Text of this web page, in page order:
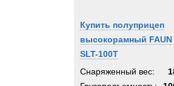
Купить полуприцеп
высокорамный FAUN
SLT-100T
Снаряженный вес: